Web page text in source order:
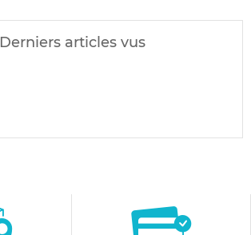
Derniers articles vus